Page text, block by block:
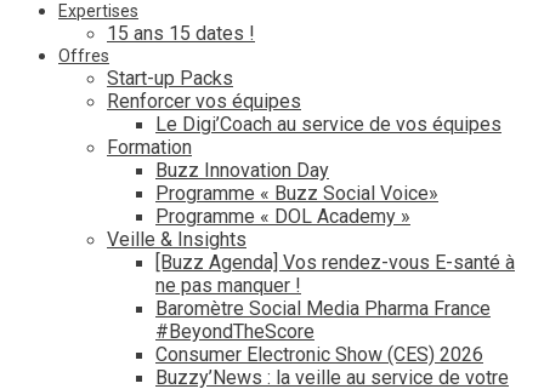
Expertises
15 ans 15 dates !
Offres
Start-up Packs
Renforcer vos équipes
Le Digi’Coach au service de vos équipes
Formation
Buzz Innovation Day
Programme « Buzz Social Voice»
Programme « DOL Academy »
Veille & Insights
[Buzz Agenda] Vos rendez-vous E-santé à
ne pas manquer !
Baromètre Social Media Pharma France
#BeyondTheScore
Consumer Electronic Show (CES) 2026
Buzzy’News : la veille au service de votre